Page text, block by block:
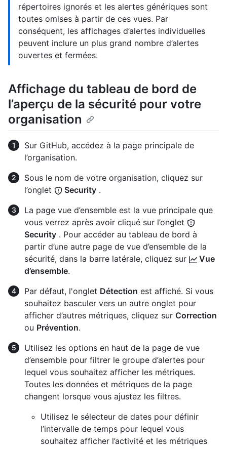
répertoires ignorés et les alertes génériques sont
toutes omises à partir de ces vues. Par
conséquent, les affichages d’alertes individuelles
peuvent inclure un plus grand nombre d’alertes
ouvertes et fermées.
Affichage du tableau de bord de
l’aperçu de la sécurité pour votre
organisation
Sur GitHub, accédez à la page principale de
l’organisation.
Sous le nom de votre organisation, cliquez sur
l’onglet
Security .
La page vue d’ensemble est la vue principale que
vous verrez après avoir cliqué sur l’onglet
Security . Pour accéder au tableau de bord à
partir d’une autre page de vue d’ensemble de la
sécurité, dans la barre latérale, cliquez sur
Vue
d’ensemble.
Par défaut, l'onglet Détection est affiché. Si vous
souhaitez basculer vers un autre onglet pour
afficher d’autres métriques, cliquez sur Correction
ou Prévention.
Utilisez les options en haut de la page de vue
d’ensemble pour filtrer le groupe d’alertes pour
lequel vous souhaitez afficher les métriques.
Toutes les données et métriques de la page
changent lorsque vous ajustez les filtres.
Utilisez le sélecteur de dates pour définir
l’intervalle de temps pour lequel vous
souhaitez afficher l’activité et les métriques